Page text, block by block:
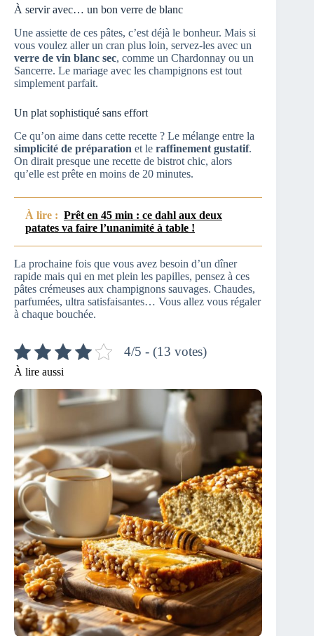
À servir avec… un bon verre de blanc
Une assiette de ces pâtes, c’est déjà le bonheur. Mais si
vous voulez aller un cran plus loin, servez-les avec un
verre de vin blanc sec, comme un Chardonnay ou un
Sancerre. Le mariage avec les champignons est tout
simplement parfait.
Un plat sophistiqué sans effort
Ce qu’on aime dans cette recette ? Le mélange entre la
simplicité de préparation et le raffinement gustatif.
On dirait presque une recette de bistrot chic, alors
qu’elle est prête en moins de 20 minutes.
À lire : Prêt en 45 min : ce dahl aux deux
patates va faire l’unanimité à table !
La prochaine fois que vous avez besoin d’un dîner
rapide mais qui en met plein les papilles, pensez à ces
pâtes crémeuses aux champignons sauvages. Chaudes,
parfumées, ultra satisfaisantes… Vous allez vous régaler
à chaque bouchée.
4/5 - (13 votes)
À lire aussi